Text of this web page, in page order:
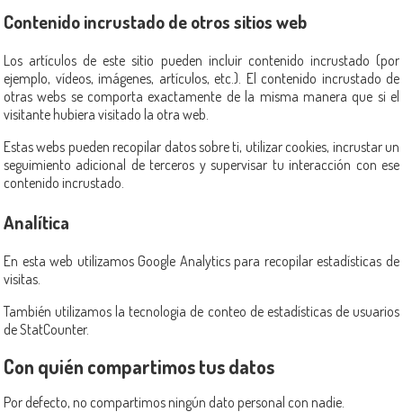
Contenido incrustado de otros sitios web
Los artículos de este sitio pueden incluir contenido incrustado (por
ejemplo, vídeos, imágenes, artículos, etc.). El contenido incrustado de
otras webs se comporta exactamente de la misma manera que si el
visitante hubiera visitado la otra web.
Estas webs pueden recopilar datos sobre ti, utilizar cookies, incrustar un
seguimiento adicional de terceros y supervisar tu interacción con ese
contenido incrustado.
Analítica
En esta web utilizamos Google Analytics para recopilar estadísticas de
visitas.
También utilizamos la tecnologia de conteo de estadísticas de usuarios
de StatCounter.
Con quién compartimos tus datos
Por defecto, no compartimos ningún dato personal con nadie.